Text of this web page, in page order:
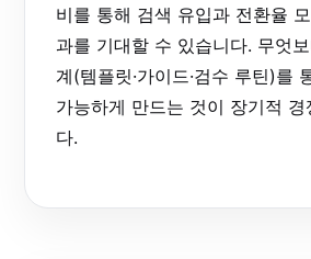
비를 통해 검색 유입과 전환율
과를 기대할 수 있습니다. 무엇
계(템플릿·가이드·검수 루틴)를
가능하게 만드는 것이 장기적 경
다.